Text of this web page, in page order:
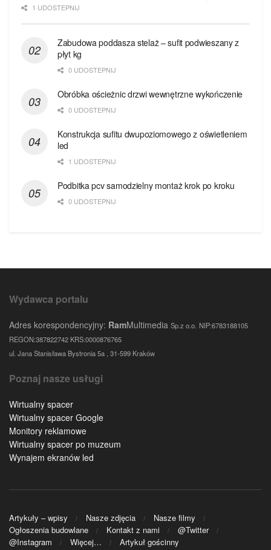
1 UDOSTEPNIJ
Zabudowa poddasza stelaż – sufit podwieszany z
płyt kg
0 UDOSTEPNIJ
Obróbka ościeżnic drzwi wewnętrzne wykończenie
0 UDOSTEPNIJ
Konstrukcja sufitu dwupoziomowego z oświetleniem
led
1 UDOSTEPNIJ
Podbitka pcv samodzielny montaż krok po kroku
0 UDOSTEPNIJ
Wydawca portalu
Adres korespondencyjny: RamMultimedia Sp.z o.o. NIP:6783188105
REGON:387822742 KRS:0000876765
ul. Jana Stanisława Bystronia 5a , 31-599 Kraków
Poznaj nasze usługi
Wirtualny spacer
Wirtualny spacer Google
Monitory reklamowe
Wirtualny spacer po muzeum
Wynajem ekranów led
Artykuły – wpisy Nasze zdjęcia
Nasze filmy
Ogłoszenia budowlane
Kontakt z nami
@Twitter
@Instagram
Więcej… Artykuł gościnny